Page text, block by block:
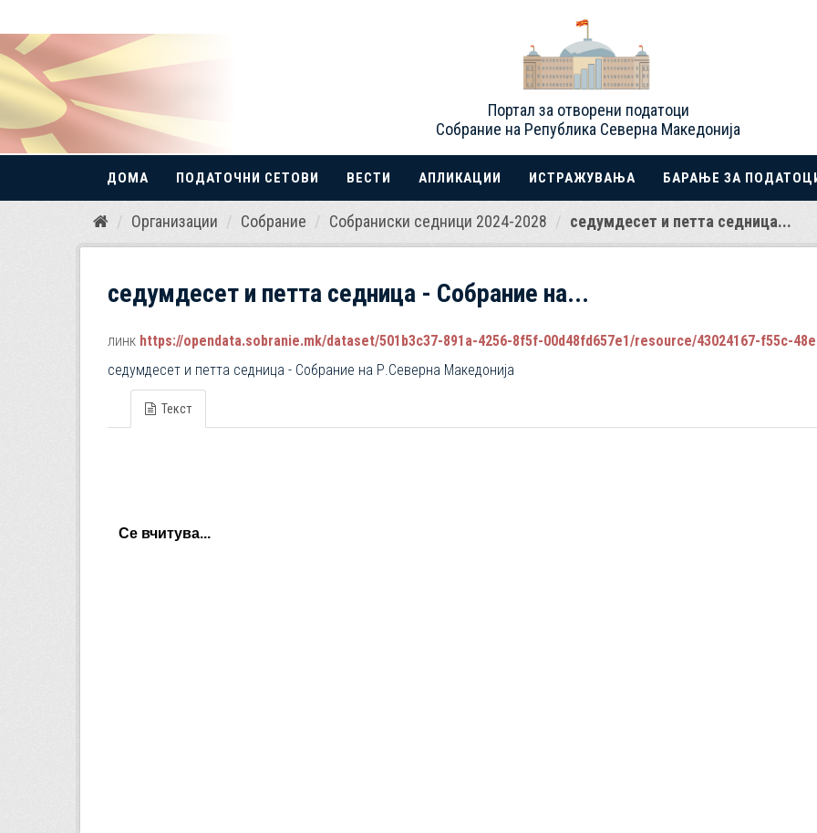
Прескокнете
Портал за отворени податоци
Собрание на Република Северна Македонија
ДОМА ПОДАТОЧНИ СЕТОВИ ВЕСТИ АПЛИКАЦИИ ИСТРАЖУВАЊА БАРАЊЕ ЗА
Организации Собрание Собраниски седници 2024-2028 седумдесет и петта седница...
седумдесет и петта седница - Собрание на...
линк https://opendata.sobranie.mk/dataset/501b3c37-891a-4256-8f5f-00d48fd657e1/resource/43024167-f55c-48e0-8ae9-
седумдесет и петта седница - Собрание на Р.Северна Македонија
Текст